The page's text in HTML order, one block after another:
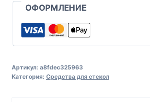
ОФОРМЛЕНИЕ
Артикул: a8fdec325963
Категория: Средства для стекол